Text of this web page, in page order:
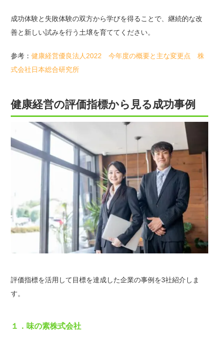
成功体験と失敗体験の双方から学びを得ることで、継続的な改
善と新しい試みを行う土壌を育ててください。
参考：健康経営優良法人2022 今年度の概要と主な変更点 株
式会社日本総合研究所
健康経営の評価指標から見る成功事例
評価指標を活用して目標を達成した企業の事例を3社紹介しま
す。
１．味の素株式会社